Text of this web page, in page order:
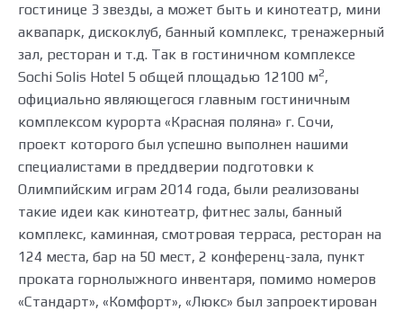
гостинице 3 звезды, а может быть и кинотеатр, мини
аквапарк, дискоклуб, банный комплекс, тренажерный
зал, ресторан и т.д. Так в гостиничном комплексе
Sochi Solis Hotel 5 общей площадью 12100 м2,
официально являющегося главным гостиничным
комплексом курорта «Красная поляна» г. Сочи,
проект которого был успешно выполнен нашими
специалистами в преддверии подготовки к
Олимпийским играм 2014 года, были реализованы
такие идеи как кинотеатр, фитнес залы, банный
комплекс, каминная, смотровая терраса, ресторан на
124 места, бар на 50 мест, 2 конференц-зала, пункт
проката горнолыжного инвентаря, помимо номеров
«Стандарт», «Комфорт», «Люкс» был запроектирован